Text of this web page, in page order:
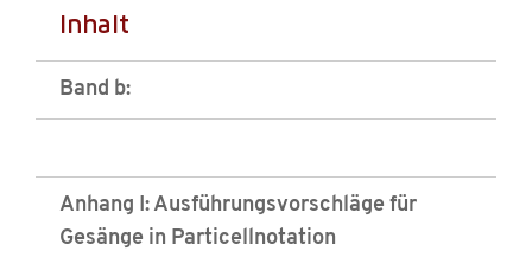
Inhalt
Band b:
Anhang I: Ausführungsvorschläge für
Gesänge in Particellnotation